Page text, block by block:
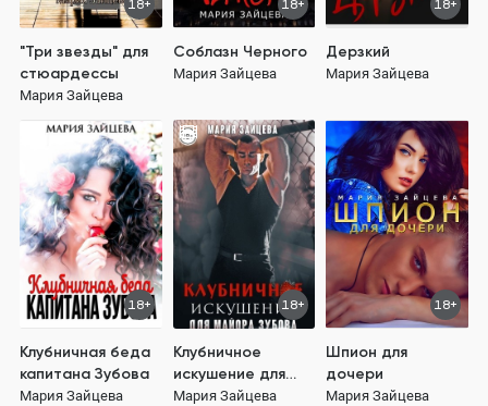
18+
"Три звезды" для
стюардессы
Мария Зайцева
18+
Соблазн Черного
Мария Зайцева
18+
Дерзкий
Мария Зайцева
18+
Клубничная беда
капитана Зубова
Мария Зайцева
18+
Клубничное
искушение для
майора Зубова
Мария Зайцева
18+
Шпион для
дочери
Мария Зайцева